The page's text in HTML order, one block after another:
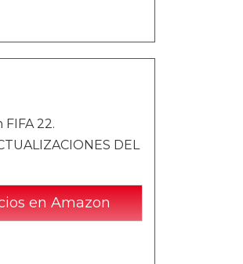
22.
DEL
en Amazon